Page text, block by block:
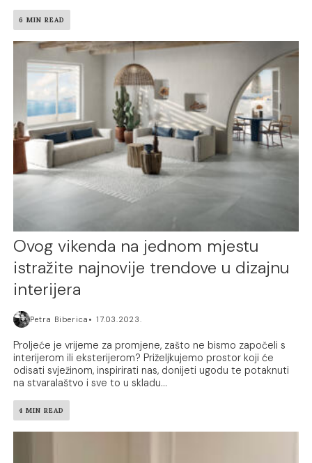
6 MIN READ
Ovog vikenda na jednom mjestu
istražite najnovije trendove u dizajnu
interijera
Petra Biberica 17.03.2023.
Proljeće je vrijeme za promjene, zašto ne bismo započeli s
interijerom ili eksterijerom? Priželjkujemo prostor koji će
odisati svježinom, inspirirati nas, donijeti ugodu te potaknuti
na stvaralaštvo i sve to u skladu...
4 MIN READ